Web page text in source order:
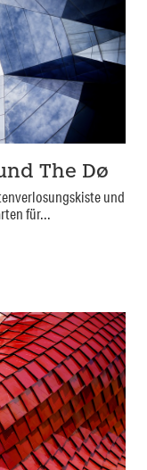
The Dø
und
für...